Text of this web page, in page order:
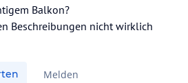
Balkon?
Beschreibungen nicht wirklich
Melden